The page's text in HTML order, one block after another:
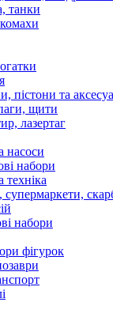
танки
пістони та
щити
лазертаг
насоси
набори
техніка
супермаркети,
набори
фігурок